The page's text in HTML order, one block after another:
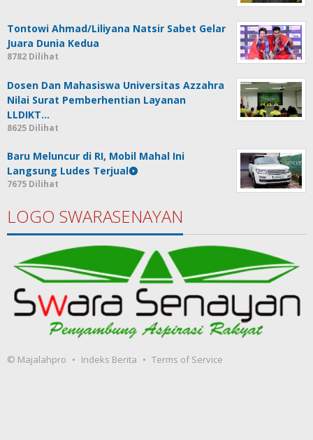
Tontowi Ahmad/Liliyana Natsir Sabet Gelar
Juara Dunia Kedua
8782 Dilihat
Dosen Dan Mahasiswa Universitas Azzahra
Nilai Surat Pemberhentian Layanan
LLDIKT…
8625 Dilihat
Baru Meluncur di RI, Mobil Mahal Ini
Langsung Ludes Terjual
7675 Dilihat
LOGO SWARASENAYAN
© Majalahpro Indeks Berita Terms of Service